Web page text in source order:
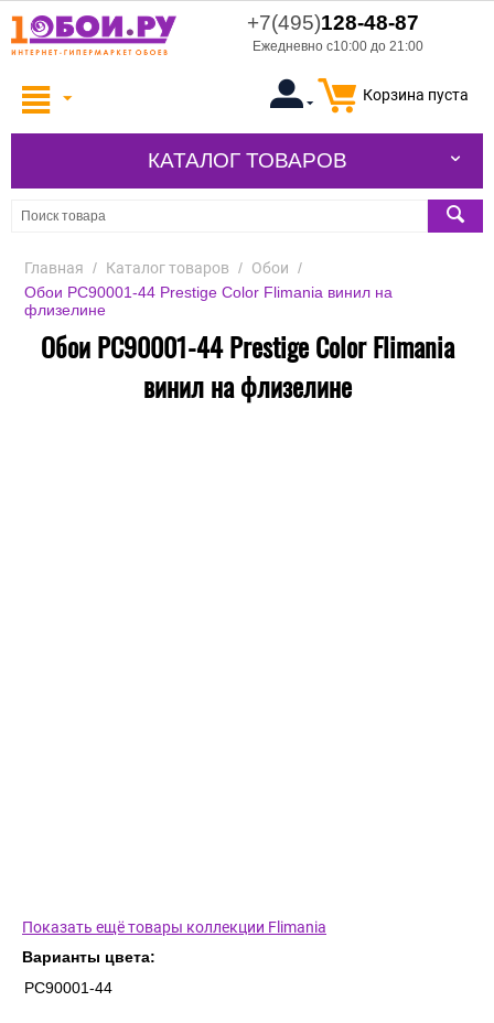
+7(495)128-48-87
Ежедневно с10:00 до 21:00
Корзина пуста
КАТАЛОГ ТОВАРОВ
Главная / Каталог товаров / Обои /
Обои PC90001-44 Prestige Color Flimania винил на
флизелине
Обои PC90001-44 Prestige Color Flimania
винил на флизелине
Показать ещё товары коллекции Flimania
Варианты цвета:
PC90001-44